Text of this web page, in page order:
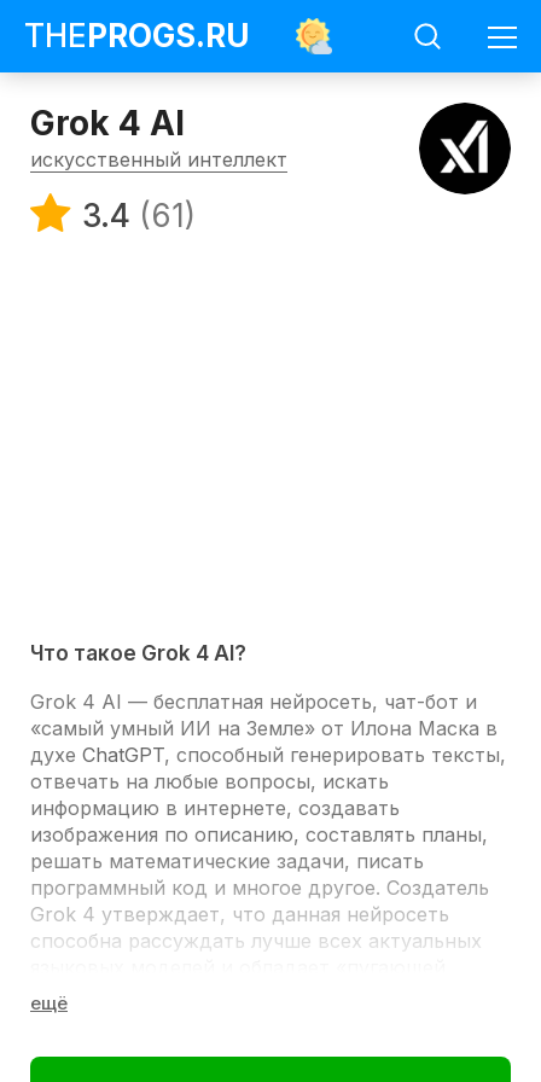
THEPROGS.RU
Grok 4 AI
искусственный интеллект
3.4 (61)
Что такое Grok 4 AI?
Grok 4 AI — бесплатная нейросеть, чат-бот и
«самый умный ИИ на Земле» от Илона Маска в
духе ChatGPT, способный генерировать тексты,
отвечать на любые вопросы, искать
информацию в интернете, создавать
изображения по описанию, составлять планы,
решать математические задачи, писать
программный код и многое другое. Создатель
Grok 4 утверждает, что данная нейросеть
способна рассуждать лучше всех актуальных
сообразительностью, сарказмом и юмором».
версию на компьютере или скачать бесплатно